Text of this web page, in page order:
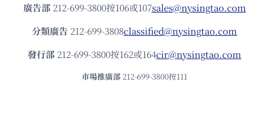
廣告部212-699-3800按106或107sales@nysingtao.com
分類廣告 212-699-3808classified@nysingtao.com
發⾏部 212-699-3800按162或164cir@nysingtao.com
市場推廣部 212-699-3800按111